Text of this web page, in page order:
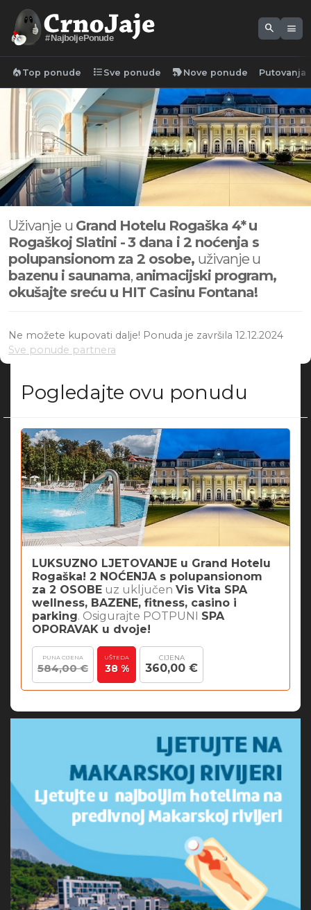
#NajboljePonude
search menu
local_fire_department Top ponude format_list_bulleted Sve ponude new_label Nove ponude Putovanja
Uživanje u Grand Hotelu Rogaška 4* u
Rogaškoj Slatini -3 dana i 2 noćenja s
polupansionom za 2 osobe, uživanje u
bazenu i saunama, animacijski program,
okušajte sreću u HIT Casinu Fontana!
Ne možete kupovati dalje! Ponuda je završila 12.12.2024
Sve ponude partnera
Pogledajte ovu ponudu
LUKSUZNO LJETOVANJE u Grand Hotelu
Rogaška! 2 NOĆENJA s polupansionom
za 2 OSOBE uz uključen Vis Vita SPA
wellness, BAZENE, fitness, casino i
parking. Osigurajte POTPUNI SPA
OPORAVAK u dvoje!
PUNA CIJENA
584,00 €
UŠTEDA
38 %
CIJENA
360,00 €